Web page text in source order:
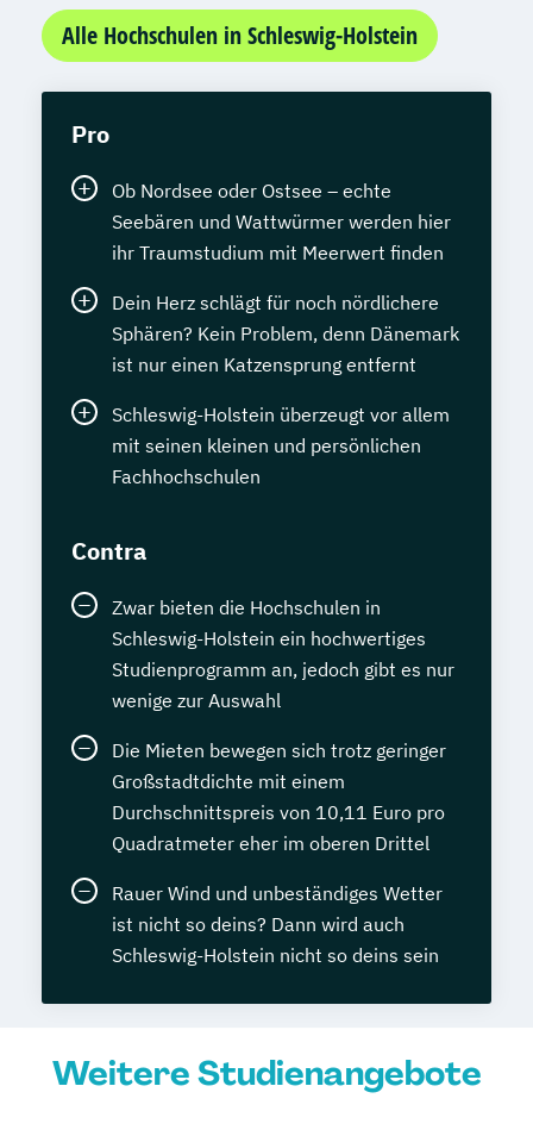
Alle Hochschulen in Schleswig-Holstein
Pro
Ob Nordsee oder Ostsee – echte
Seebären und Wattwürmer werden hier
ihr Traumstudium mit Meerwert finden
Dein Herz schlägt für noch nördlichere
Sphären? Kein Problem, denn Dänemark
ist nur einen Katzensprung entfernt
Schleswig-Holstein überzeugt vor allem
mit seinen kleinen und persönlichen
Fachhochschulen
Contra
Zwar bieten die Hochschulen in
Schleswig-Holstein ein hochwertiges
Studienprogramm an, jedoch gibt es nur
wenige zur Auswahl
Die Mieten bewegen sich trotz geringer
Großstadtdichte mit einem
Durchschnittspreis von 10,11 Euro pro
Quadratmeter eher im oberen Drittel
Rauer Wind und unbeständiges Wetter
ist nicht so deins? Dann wird auch
Schleswig-Holstein nicht so deins sein
Weitere Studienangebote